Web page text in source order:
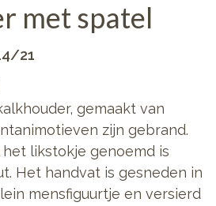
met spatel
21
gemaakt van
zijn gebrand.
likstokje genoemd is
Het handvat is gesneden in
mensfiguurtje en versierd